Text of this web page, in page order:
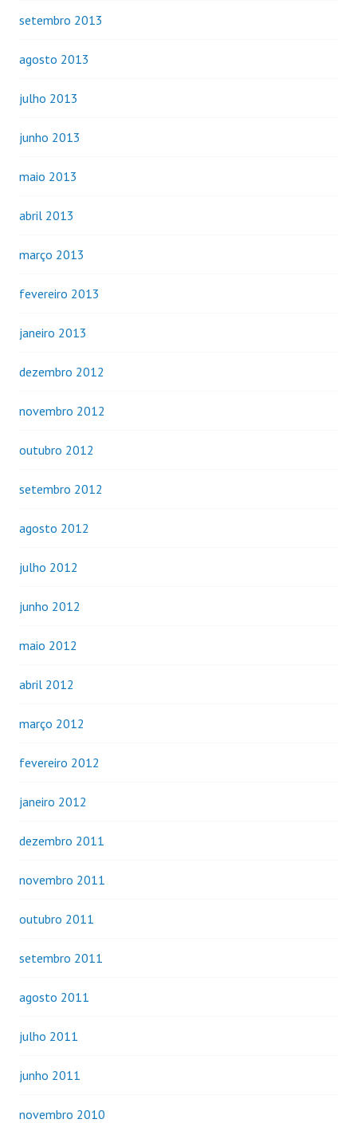
setembro 2013
agosto 2013
julho 2013
junho 2013
maio 2013
abril 2013
março 2013
fevereiro 2013
janeiro 2013
dezembro 2012
novembro 2012
outubro 2012
setembro 2012
agosto 2012
julho 2012
junho 2012
maio 2012
abril 2012
março 2012
fevereiro 2012
janeiro 2012
dezembro 2011
novembro 2011
outubro 2011
setembro 2011
agosto 2011
julho 2011
junho 2011
novembro 2010